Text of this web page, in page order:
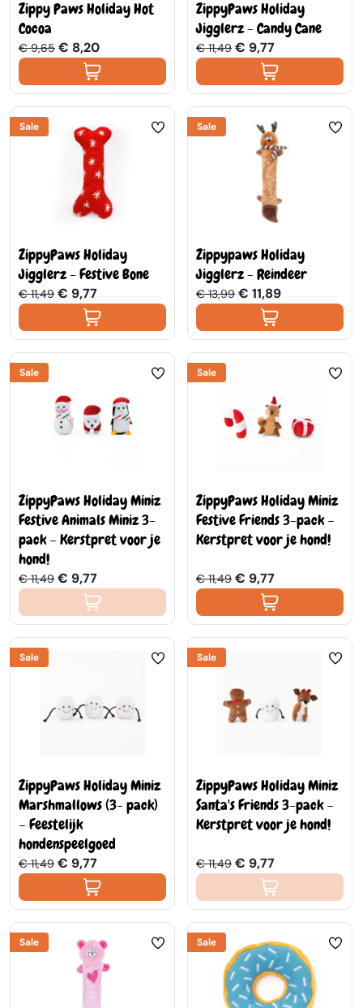
Zippy Paws Holiday Hot
Cocoa
€ 9,65 € 8,20
ZippyPaws Holiday
Jigglerz - Candy Cane
€ 11,49 € 9,77
Sale
ZippyPaws Holiday
Jigglerz - Festive Bone
€ 11,49 € 9,77
Sale
Zippypaws Holiday
Jigglerz - Reindeer
€ 13,99 € 11,89
Sale
ZippyPaws Holiday Miniz
Festive Animals Miniz 3-
pack – Kerstpret voor je
hond!
€ 11,49 € 9,77
Sale
ZippyPaws Holiday Miniz
Festive Friends 3-pack –
Kerstpret voor je hond!
€ 11,49 € 9,77
Sale
ZippyPaws Holiday Miniz
Marshmallows (3- pack)
– Feestelijk
hondenspeelgoed
€ 11,49 € 9,77
Sale
ZippyPaws Holiday Miniz
Santa's Friends 3-pack –
Kerstpret voor je hond!
€ 11,49 € 9,77
Sale Sale